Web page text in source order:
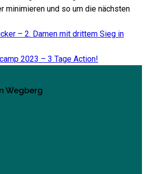
minimieren und so um die nächsten
– 2. Damen mit drittem Sieg in
2023 – 3 Tage Action!
Wegberg